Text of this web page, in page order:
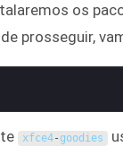
os
prosseguir,
xfce4-goodies